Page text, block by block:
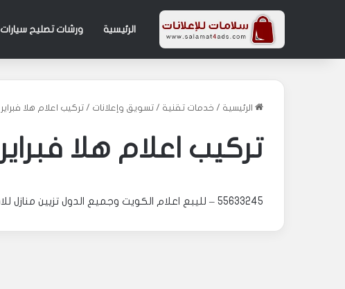
الرئيسية ورشات تصليح سيارات
الرئيسية / خدمات تقنية / تسويق وإعلانات / تركيب اعلام هلا فبراير 55633245
تركيب اعلام هلا فبراير 55633245
55633245 – لليبع اعلام الكويت وجميع الدول تزيين منازل للافراح